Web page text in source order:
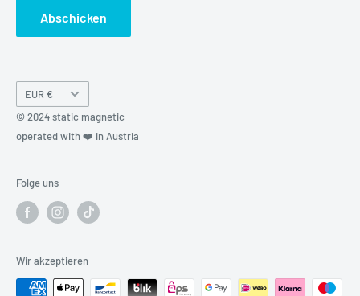
Abschicken
Währung
EUR €
© 2024 static magnetic
operated with ❤️ in Austria
Folge uns
Wir akzeptieren